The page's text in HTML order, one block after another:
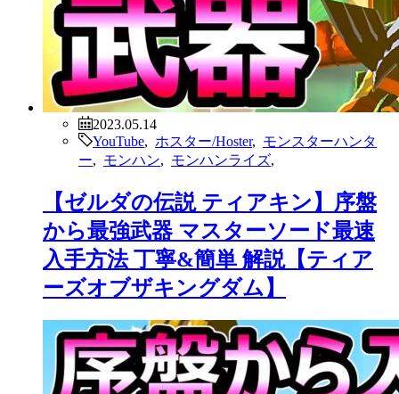
2023.05.14
YouTube
ホスター/Hoster, モンスターハンタ
ー
モンハン モンハンライズ
【ゼルダの伝説 ティアキン】序盤
から最強武器 マスターソード最速
入手方法 丁寧&簡単 解説【ティア
ーズオブザキングダム】